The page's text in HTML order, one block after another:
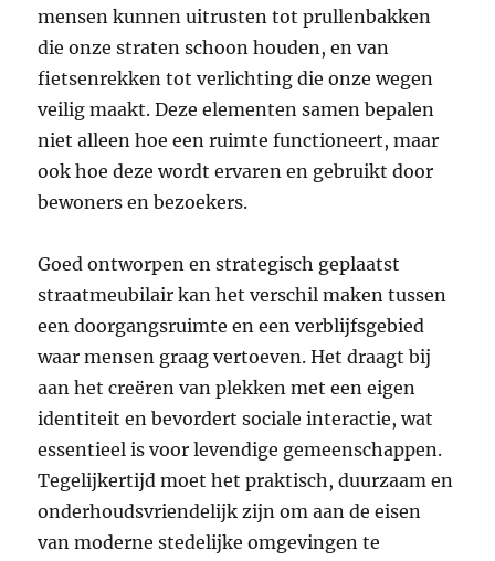
mensen kunnen uitrusten tot prullenbakken
die onze straten schoon houden, en van
fietsenrekken tot verlichting die onze wegen
veilig maakt. Deze elementen samen bepalen
niet alleen hoe een ruimte functioneert, maar
ook hoe deze wordt ervaren en gebruikt door
bewoners en bezoekers.
Goed ontworpen en strategisch geplaatst
straatmeubilair kan het verschil maken tussen
een doorgangsruimte en een verblijfsgebied
waar mensen graag vertoeven. Het draagt bij
aan het creëren van plekken met een eigen
identiteit en bevordert sociale interactie, wat
essentieel is voor levendige gemeenschappen.
Tegelijkertijd moet het praktisch, duurzaam en
onderhoudsvriendelijk zijn om aan de eisen
van moderne stedelijke omgevingen te